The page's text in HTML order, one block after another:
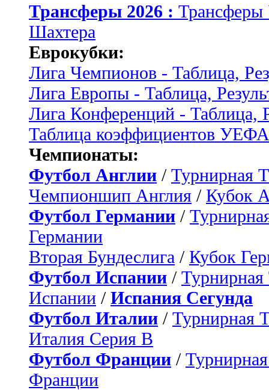
Трансферы 2026 :
Шахтера
Еврокубки:
Лига Чемпионов - Таблица,
Лига Европы - Таблица,
Лига Конференций - Таблица,
Таблица коэффициентов УЕФА
Чемпионаты:
Футбол Англии / Турнирная
Чемпионшип Англия / Кубок
Футбол Германии /
Германии
Вторая Бундеслига / Кубок
Футбол Испании / Турнирная
Испании / Испания Сегунда
Футбол Италии / Турнирная
Италия Серия B
Футбол Франции /
Франции